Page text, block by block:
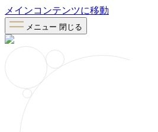
メインコンテンツに移動
メニュー 閉じる